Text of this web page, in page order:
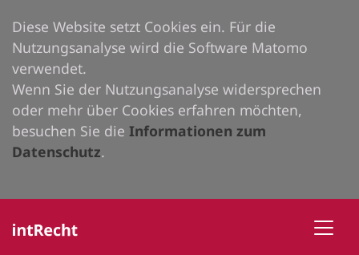
Diese Website setzt Cookies ein. Für die
Nutzungsanalyse wird die Software Matomo
verwendet.
Wenn Sie der Nutzungsanalyse widersprechen
oder mehr über Cookies erfahren möchten,
besuchen Sie die Informationen zum
Datenschutz.